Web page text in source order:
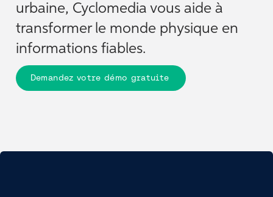
urbaine, Cyclomedia vous aide à
transformer le monde physique en
informations fiables.
Demandez votre démo gratuite